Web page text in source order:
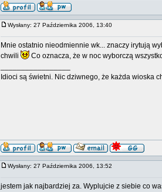
Wysłany: 27 Października 2006, 13:40
Mnie ostatnio nieodmiennie wk... znaczy irytują
chwili
Co oznacza, że w noc wyborczą
Idioci są świetni. Nic dziwnego, że każda wioska
Wysłany: 27 Października 2006, 13:52
jestem jak najbardziej za. Wyplujcie z siebie co